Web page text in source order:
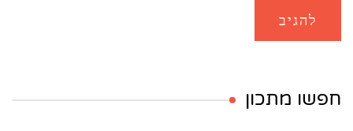
חפשו מתכון